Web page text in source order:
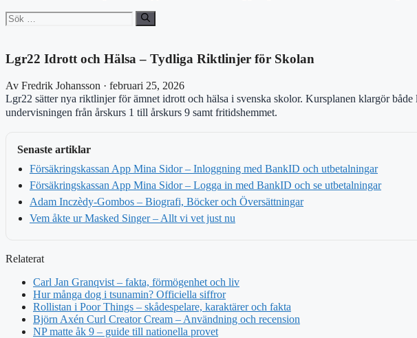
Sök
efter:
Lgr22 Idrott och Hälsa – Tydliga Riktlinjer för Skolan
Av Fredrik Johansson · februari 25, 2026
Lgr22 sätter nya riktlinjer för ämnet idrott och hälsa i svenska skolor. Kursplanen klargör
undervisningen från årskurs 1 till årskurs 9 samt fritidshemmet.
Senaste artiklar
Försäkringskassan App Mina Sidor – Inloggning med BankID och utbetalningar
Försäkringskassan App Mina Sidor – Logga in med BankID och se utbetalningar
Adam Inczèdy-Gombos – Biografi, Böcker och Översättningar
Vem åkte ur Masked Singer – Allt vi vet just nu
Relaterat
Carl Jan Granqvist – fakta, förmögenhet och liv
Hur många dog i tsunamin? Officiella siffror
Rollistan i Poor Things – skådespelare, karaktärer och fakta
Björn Axén Curl Creator Cream – Användning och recension
NP matte åk 9 – guide till nationella provet